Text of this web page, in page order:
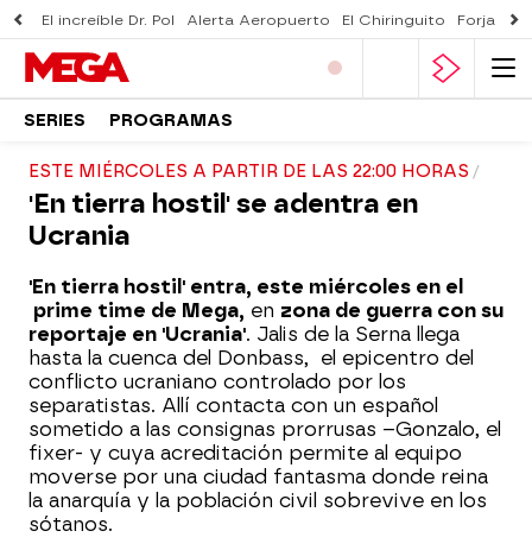
El increíble Dr. Pol Alerta Aeropuerto El Chiringuito Forjado
SERIES PROGRAMAS
ESTE MIÉRCOLES A PARTIR DE LAS 22:00 HORAS
'En tierra hostil' se adentra en
Ucrania
'En tierra hostil' entra, este miércoles en el
prime time de Mega, en zona de guerra con su
reportaje en 'Ucrania'. Jalis de la Serna llega
hasta la cuenca del Donbass, el epicentro del
conflicto ucraniano controlado por los
separatistas. Allí contacta con un español
sometido a las consignas prorrusas –Gonzalo, el
fixer- y cuya acreditación permite al equipo
moverse por una ciudad fantasma donde reina
la anarquía y la población civil sobrevive en los
sótanos.